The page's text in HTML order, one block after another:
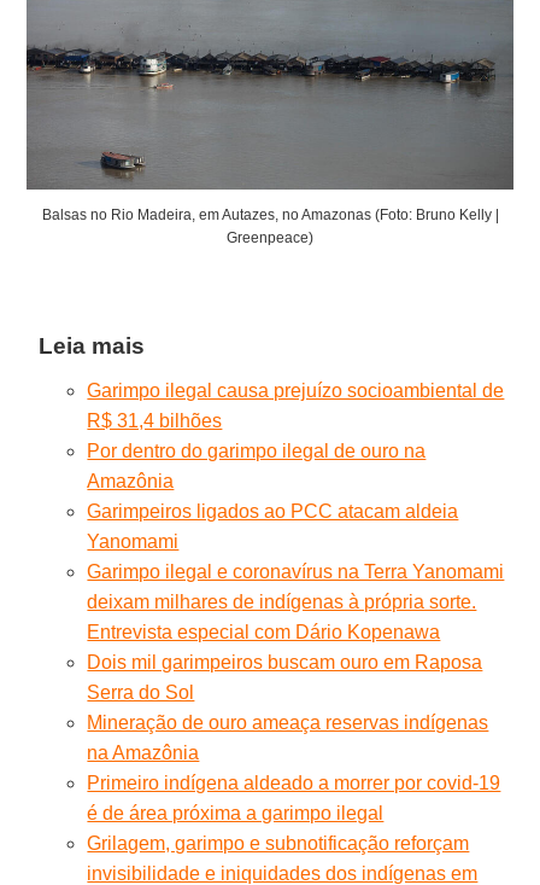
Balsas no Rio Madeira, em Autazes, no Amazonas (Foto: Bruno Kelly |
Greenpeace)
Leia mais
Garimpo ilegal causa prejuízo socioambiental de
R$ 31,4 bilhões
Por dentro do garimpo ilegal de ouro na
Amazônia
Garimpeiros ligados ao PCC atacam aldeia
Yanomami
Garimpo ilegal e coronavírus na Terra Yanomami
deixam milhares de indígenas à própria sorte.
Entrevista especial com Dário Kopenawa
Dois mil garimpeiros buscam ouro em Raposa
Serra do Sol
Mineração de ouro ameaça reservas indígenas
na Amazônia
Primeiro indígena aldeado a morrer por covid-19
é de área próxima a garimpo ilegal
Grilagem, garimpo e subnotificação reforçam
invisibilidade e iniquidades dos indígenas em